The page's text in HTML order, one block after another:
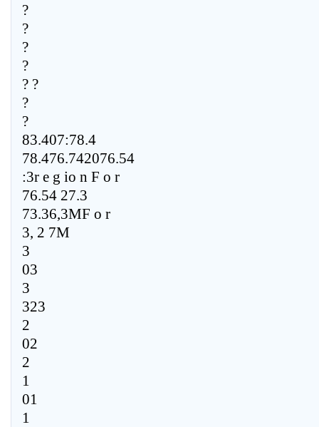
?
?
?
?
? ?
?
?
83.407:78.4
78.476.742076.54
:3r e g io n F o r
76.54 27.3
73.36,3MF o r
3, 2 7M
3
03
3
323
2
02
2
1
01
1